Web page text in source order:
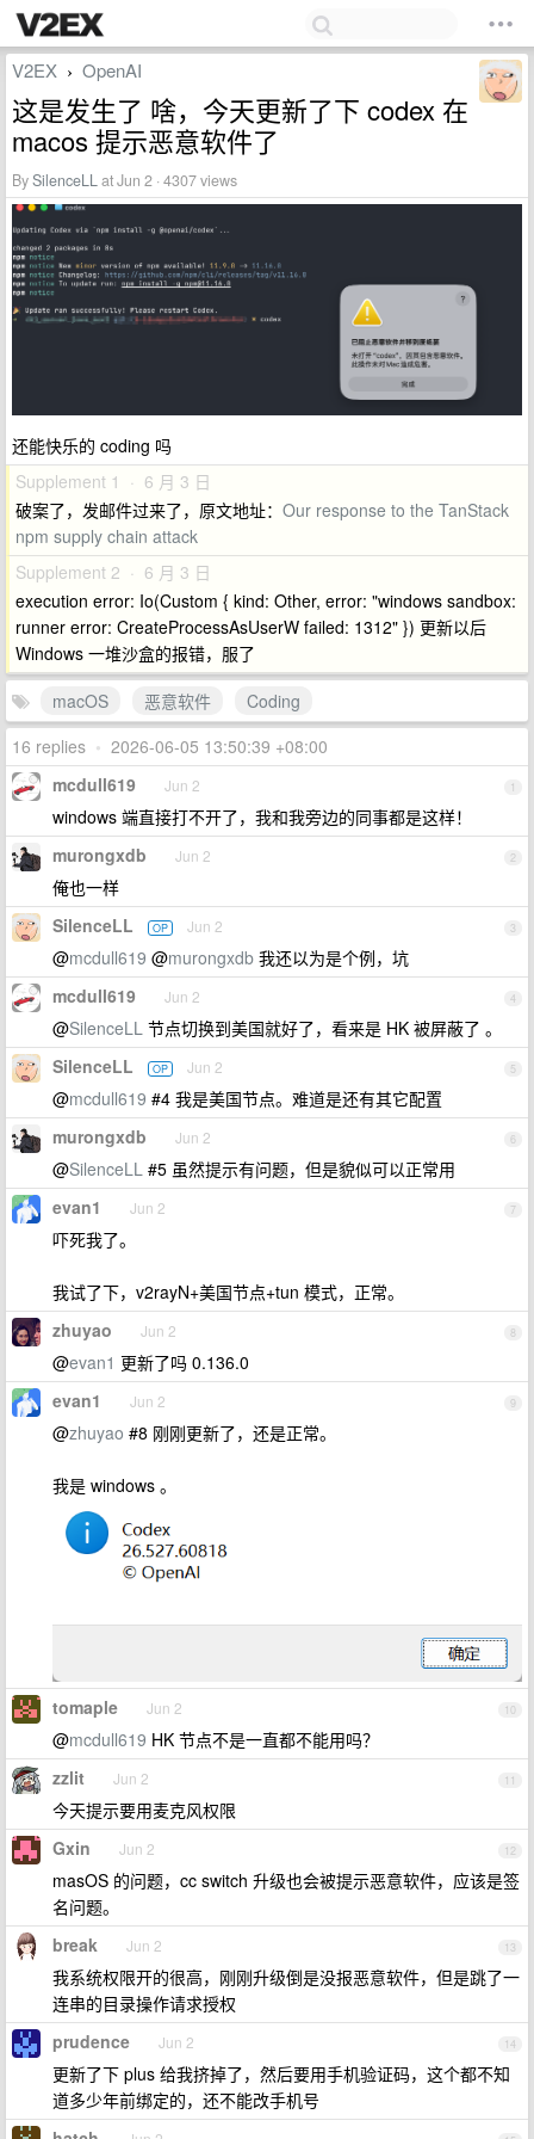
V2EX › OpenAI
这是发生了 啥，今天更新了下 codex 在
macos 提示恶意软件了
BySilenceLLat Jun 2 · 4307 views
还能快乐的 coding 吗
Supplement 1 · 6 月 3 日
破案了，发邮件过来了，原文地址： Our response to the TanStack
npm supply chain attack
Supplement 2 · 6 月 3 日
execution error: Io(Custom { kind: Other, error: "windows sandbox:
runner error: CreateProcessAsUserW failed: 1312" }) 更新以后
Windows 一堆沙盒的报错，服了
macOS
恶意软件
Coding
16 replies • 2026-06-05 13:50:39 +08:00
1
mcdull619 Jun 2
windows 端直接打不开了，我和我旁边的同事都是这样！
2
murongxdb Jun 2
俺也一样
3
SilenceLL OP Jun 2
@mcdull619 @murongxdb 我还以为是个例，坑
4
mcdull619 Jun 2
@SilenceLL 节点切换到美国就好了，看来是 HK 被屏蔽了 。
5
SilenceLL OP Jun 2
@mcdull619 #4 我是美国节点。难道是还有其它配置
6
murongxdb Jun 2
@SilenceLL #5 虽然提示有问题，但是貌似可以正常用
7
evan1 Jun 2
吓死我了。
我试了下，v2rayN+美国节点+tun 模式，正常。
8
zhuyao Jun 2
@evan1 更新了吗 0.136.0
9
evan1 Jun 2
@zhuyao #8 刚刚更新了，还是正常。
我是 windows 。
10
tomaple Jun 2
@mcdull619 HK 节点不是一直都不能用吗？
11
zzlit Jun 2
今天提示要用麦克风权限
12
Gxin Jun 2
masOS 的问题，cc switch 升级也会被提示恶意软件，应该是签
名问题。
13
break Jun 2
我系统权限开的很高，刚刚升级倒是没报恶意软件，但是跳了一
连串的目录操作请求授权
14
prudence Jun 2
更新了下 plus 给我挤掉了，然后要用手机验证码，这个都不知
道多少年前绑定的，还不能改手机号